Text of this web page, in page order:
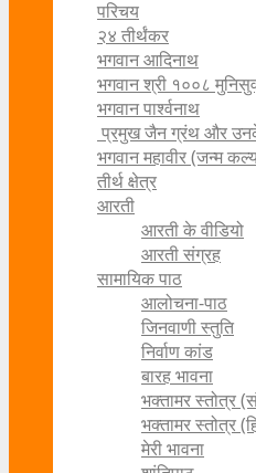
परिचय
२४ तीर्थंकर
भगवान आदिनाथ
भगवान श्री १००८
भगवान पार्श्वनाथ
प्रमुख जैन ग्रंथ और
भगवान महावीर (जन्म
तीर्थ क्षेत्र
आरती
आरती के वीडियो
आरती संग्रह
सामायिक पाठ
आलोचना-पाठ
जिनवाणी स्तुति
निर्वाण कांड
बारह भावना
भक्तामर स्तोत्र
भक्तामर स्तोत्र
मेरी भावना